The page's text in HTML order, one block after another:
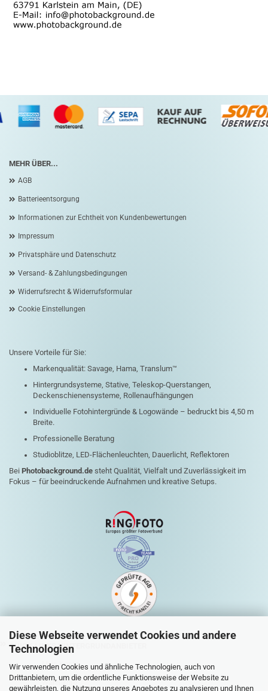
Diese Webseite verwendet Cookies und andere
Technologien
Wir verwenden Cookies und ähnliche Technologien, auch von
Drittanbietern, um die ordentliche Funktionsweise der Website zu
gewährleisten, die Nutzung unseres Angebotes zu analysieren und Ihnen
MEHR ÜBER...
AGB
Batterieentsorgung
Informationen zur Echtheit von Kundenbewertungen
Impressum
Privatsphäre und Datenschutz
Versand- & Zahlungsbedingungen
Widerrufsrecht & Widerrufsformular
Cookie Einstellungen
Unsere Vorteile für Sie:
Markenqualität: Savage, Hama, Translum™
Hintergrundsysteme, Stative, Teleskop-Querstangen,
Deckenschienensysteme, Rollenaufhängungen
Individuelle Fotohintergründe & Logowände – bedruckt bis 4,50 m
Breite.
Professionelle Beratung
Studioblitze, LED-Flächenleuchten, Dauerlicht, Reflektoren
Bei Photobackground.de steht Qualität, Vielfalt und Zuverlässigkeit im
Fokus – für beeindruckende Aufnahmen und kreative Setups.
QUICK-LINKS HINTERGRUNDANBIETER
Mein Konto
Warenkorb